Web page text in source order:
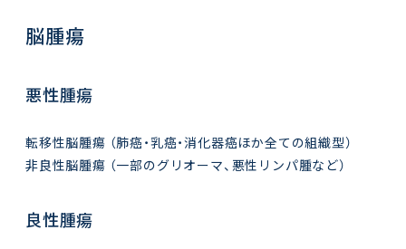
脳腫瘍
悪性腫瘍
転移性脳腫瘍 （肺癌・乳癌・消化器癌ほか全ての組織型）
非良性脳腫瘍 （一部のグリオーマ、悪性リンパ腫など）
良性腫瘍